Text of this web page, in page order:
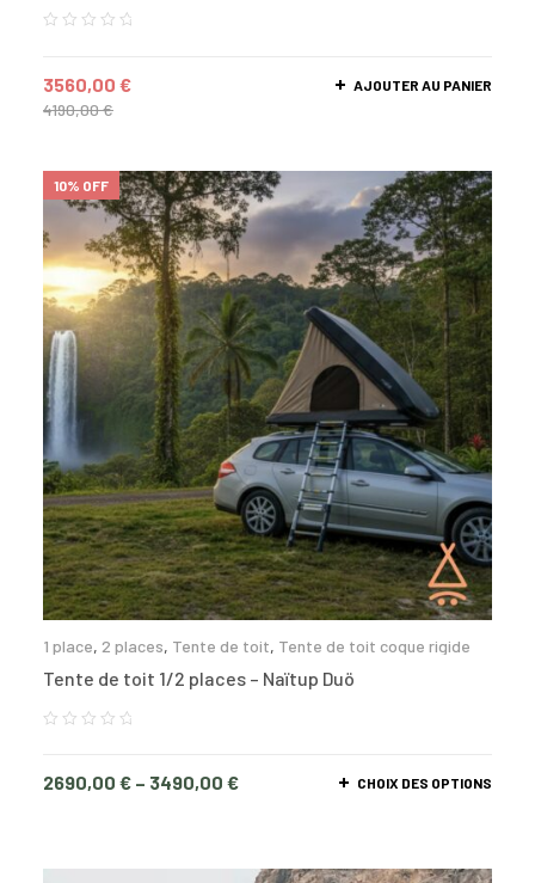
4190,00€
3560,00 € AJOUTER AU PANIER
10% OFF
1 place, 2 places, Tente de toit, Tente de toit coque rigide
Tente de toit 1/2 places – Naïtup Duö
2690,00 € – 3490,00 € CHOIX DES OPTIONS